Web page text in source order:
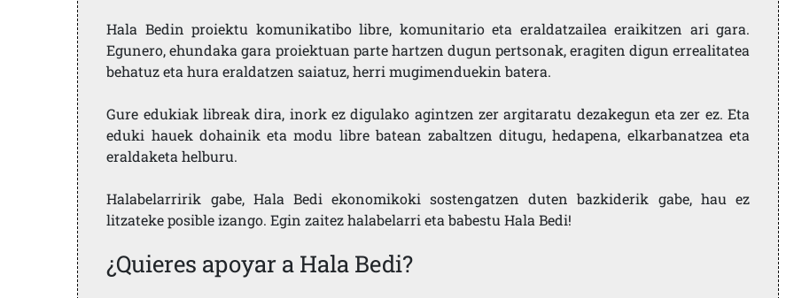
Hala Bedin proiektu komunikatibo libre, komunitario eta eraldatzailea eraikitzen ari gara.
Egunero, ehundaka gara proiektuan parte hartzen dugun pertsonak, eragiten digun errealitatea
behatuz eta hura eraldatzen saiatuz, herri mugimenduekin batera.
Gure edukiak libreak dira, inork ez digulako agintzen zer argitaratu dezakegun eta zer ez. Eta
eduki hauek dohainik eta modu libre batean zabaltzen ditugu, hedapena, elkarbanatzea eta
eraldaketa helburu.
Halabelarririk gabe, Hala Bedi ekonomikoki sostengatzen duten bazkiderik gabe, hau ez
litzateke posible izango. Egin zaitez halabelarri eta babestu Hala Bedi!
¿Quieres apoyar a Hala Bedi?